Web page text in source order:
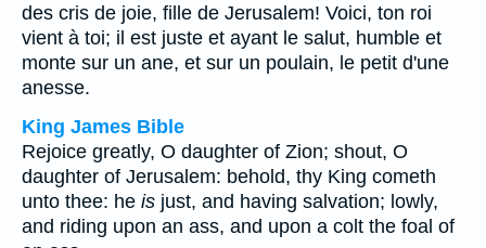
des cris de joie, fille de Jerusalem! Voici, ton roi
vient à toi; il est juste et ayant le salut, humble et
monte sur un ane, et sur un poulain, le petit d'une
anesse.
King James Bible
Rejoice greatly, O daughter of Zion; shout, O
daughter of Jerusalem: behold, thy King cometh
unto thee: he is just, and having salvation; lowly,
and riding upon an ass, and upon a colt the foal of